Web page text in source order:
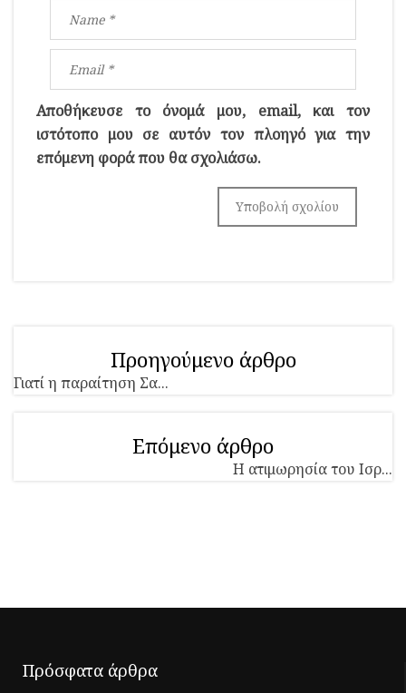
Αποθήκευσε το όνομά μου, email, και τον
ιστότοπο μου σε αυτόν τον πλοηγό για την
επόμενη φορά που θα σχολιάσω.
Προηγούμενο άρθρο
Γιατί η παραίτηση Σα...
Επόμενο άρθρο
Η ατιμωρησία του Ισρ...
Πρόσφατα άρθρα